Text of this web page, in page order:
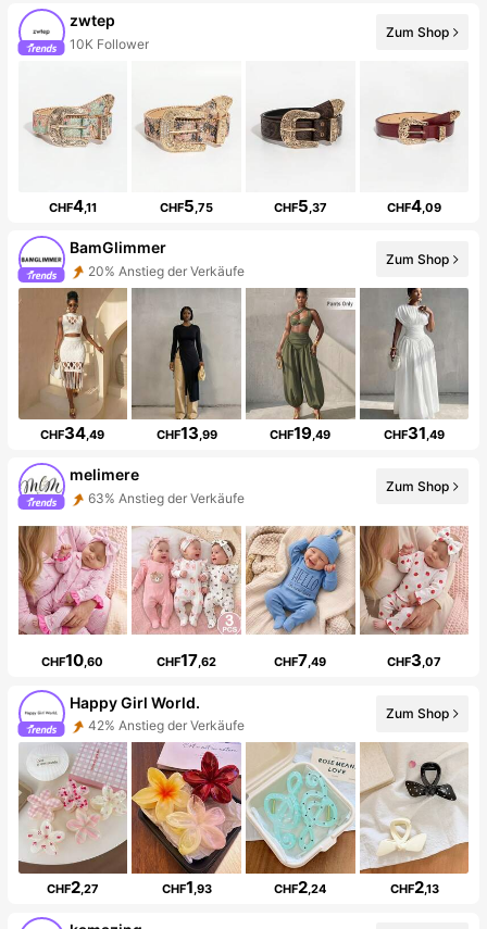
zwtep
10K Follower
Zum Shop
CHF4,11 CHF5,75 CHF5,37 CHF4,09
BamGlimmer
20% Anstieg der Verkäufe
Zum Shop
CHF34,49 CHF13,99 CHF19,49 CHF31,49
melimere
63% Anstieg der Verkäufe
Zum Shop
CHF10,60 CHF17,62 CHF7,49 CHF3,07
Happy Girl World.
42% Anstieg der Verkäufe
Zum Shop
CHF2,27 CHF1,93 CHF2,24 CHF2,13